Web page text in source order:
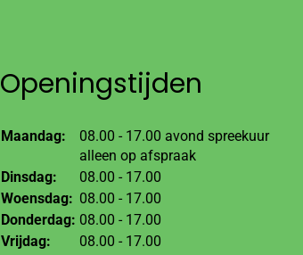
Openingstijden
Maandag:
08.00 - 17.00 avond spreekuur
alleen op afspraak
Dinsdag:
08.00 - 17.00
Woensdag: 08.00 - 17.00
Donderdag: 08.00 - 17.00
Vrijdag:
08.00 - 17.00